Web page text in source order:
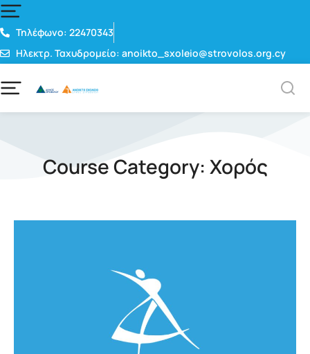
Τηλέφωνο: 22470343
Ηλεκτρ. Ταχυδρομείο: anoikto_sxoleio@strovolos.org.cy
Course Category: Χορός